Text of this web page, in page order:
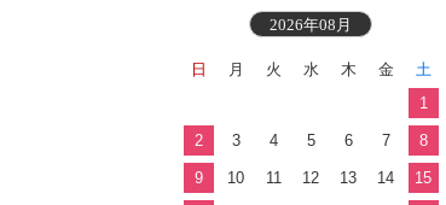
2026年08月
日 月 火 水 木 金
土
1
2 3 4 5 6 7 8
9 10 11 12 13 14 15